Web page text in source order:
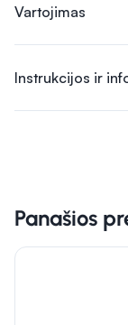
Vartojimas
Instrukcijos ir
Panašios